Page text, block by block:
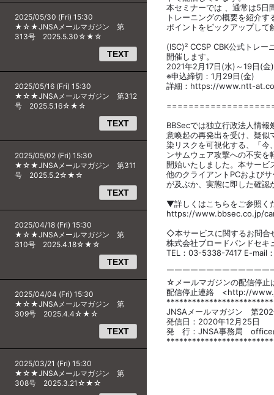
2025/05/30 (Fri) 15:30
★☆★JNSAメールマガジン 第
313号 2025.5.30☆★☆
TEXT
2025/05/16 (Fri) 15:30
★☆★JNSAメールマガジン 第312
号 2025.5.16☆★☆
TEXT
2025/05/02 (Fri) 15:30
★☆★JNSAメールマガジン 第311
号 2025.5.2☆★☆
TEXT
2025/04/18 (Fri) 15:30
★☆★JNSAメールマガジン 第
310号 2025.4.18☆★☆
TEXT
2025/04/04 (Fri) 15:30
★☆★JNSAメールマガジン 第
309号 2025.4.4☆★☆
TEXT
2025/03/21 (Fri) 15:30
★☆★JNSAメールマガジン 第
308号 2025.3.21☆★☆
本セミナーでは 、通常は5日
トレーニングの概要を紹介す
ポイントをピックアップして
(ISC)² CCSP CBK公式トレー
開催します。
2021年2月17日(水)～19日(
※申込締切：1月29日(金)
詳細：https://www.ntt-
BBSecでは独立行政法人情
意喚起の再発出を受け、疑似
染リスクを可視化する、「今
ンサムウェア攻撃への不安を
開始いたしました。本サービ
他のクライアントPCおよび
が及ぶか、実態に即した確認
▼詳しくはこちらをご参照く
https://www.bbsec.co.jp/
◇本サービスに関するお問合
株式会社ブロードバンドセキ
TEL：03-5338-7417 E-mail
￣￣￣￣￣￣￣￣￣￣￣￣￣
☆メールマガジンの配信停止
配信停止連絡 <http://
JNSAメールマガジン 第
発信日：2020年12月25日
発 行：JNSA事務局